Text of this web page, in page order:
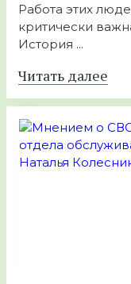
Работа этих
критически
История ...
Читать далее